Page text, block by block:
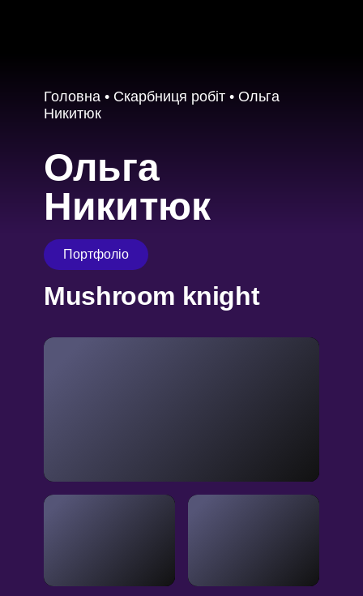
Головна • Скарбниця робіт • Ольга
Никитюк
Ольга
Никитюк
Портфоліо
Mushroom knight